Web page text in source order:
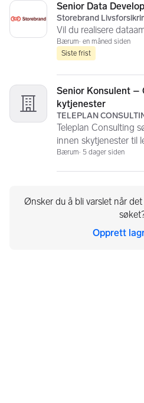
Senior Data
Storebrand
Vil du realisere
Bærum en måned siden
Siste frist
Senior Konsulent –
kytjenester
TELEPLAN
Teleplan Consulting
innen skytjenester til
Bærum 5 dager siden
Ønsker du å bli varslet når
Opprett